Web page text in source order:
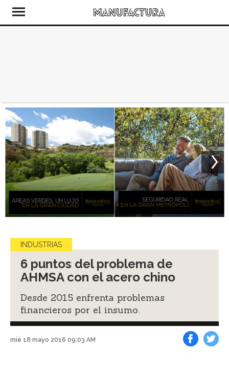
INDUSTRIAS
6 puntos del problema de
AHMSA con el acero chino
Desde 2015 enfrenta problemas
financieros por el insumo.
mié 18 mayo 2016 09:03 AM